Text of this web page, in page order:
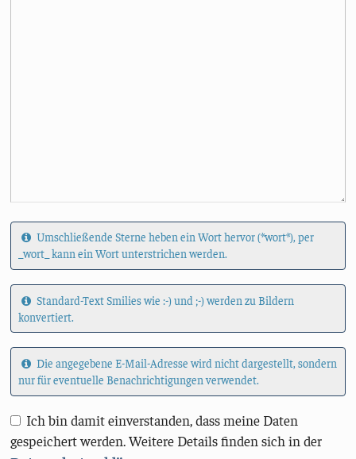
Umschließende Sterne heben ein Wort hervor (*wort*), per
_wort_ kann ein Wort unterstrichen werden.
Standard-Text Smilies wie :-) und ;-) werden zu Bildern
konvertiert.
Die angegebene E-Mail-Adresse wird nicht dargestellt, sondern
nur für eventuelle Benachrichtigungen verwendet.
Ich bin damit einverstanden, dass meine Daten
gespeichert werden. Weitere Details finden sich in der